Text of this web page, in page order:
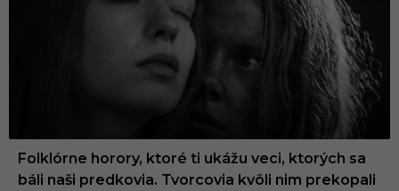
Folklórne horory, ktoré ti ukážu veci, ktorých sa
báli naši predkovia. Tvorcovia kvôli nim prekopali